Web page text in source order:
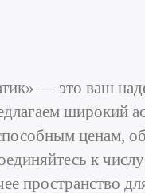
— это ваш
широкий
ценам,
к
пространство